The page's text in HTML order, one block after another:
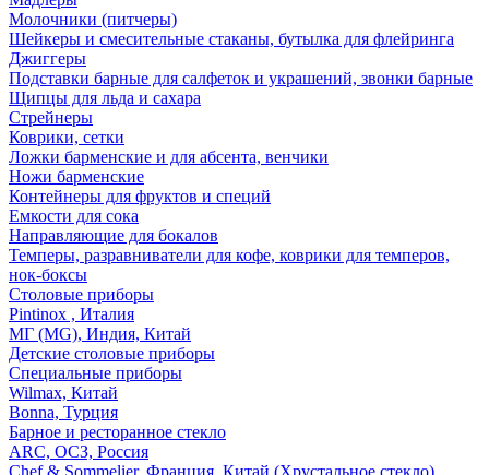
Молочники (питчеры)
Шейкеры и смесительные стаканы, бутылка для флейринга
Джиггеры
Подставки барные для салфеток и украшений, звонки барные
Щипцы для льда и сахара
Стрейнеры
Коврики, сетки
Ложки барменские и для абсента, венчики
Ножи барменские
Контейнеры для фруктов и специй
Емкости для сока
Направляющие для бокалов
Темперы, разравниватели для кофе, коврики для темперов,
нок-боксы
Столовые приборы
Pintinox , Италия
МГ (MG), Индия, Китай
Детские столовые приборы
Специальные приборы
Wilmax, Китай
Bonna, Турция
Барное и ресторанное стекло
ARC, ОСЗ, Россия
Chef & Sommelier, Франция, Китай (Хрустальное стекло)